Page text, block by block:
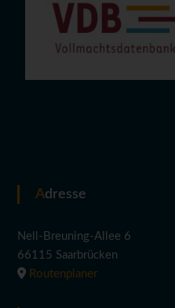
Adresse
Nell-Breuning-Allee 6
66115 Saarbrücken
Routenplaner